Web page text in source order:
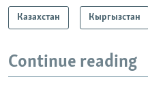
Казахстан Кыргызстан
Continue reading